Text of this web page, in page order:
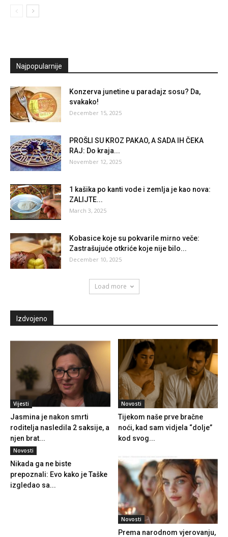
Najpopularnije
Konzerva junetine u paradajz sosu? Da,
svakako!
December 15, 2025
PROŠLI SU KROZ PAKAO, A SADA IH ČEKA
RAJ: Do kraja...
November 12, 2025
1 kašika po kanti vode i zemlja je kao nova:
ZALIJTE...
March 3, 2025
Kobasice koje su pokvarile mirno veče:
Zastrašujuće otkriće koje nije bilo...
December 10, 2025
Load more
Izdvojeno
Vijesti
Jasmina je nakon smrti
roditelja nasledila 2 saksije, a
njen brat...
Novosti
Tijekom naše prve bračne
noći, kad sam vidjela “dolje”
kod svog...
Novosti
Nikada ga ne biste
prepoznali: Evo kako je Taške
izgledao sa...
Novosti
Prema narodnom vjerovanju,